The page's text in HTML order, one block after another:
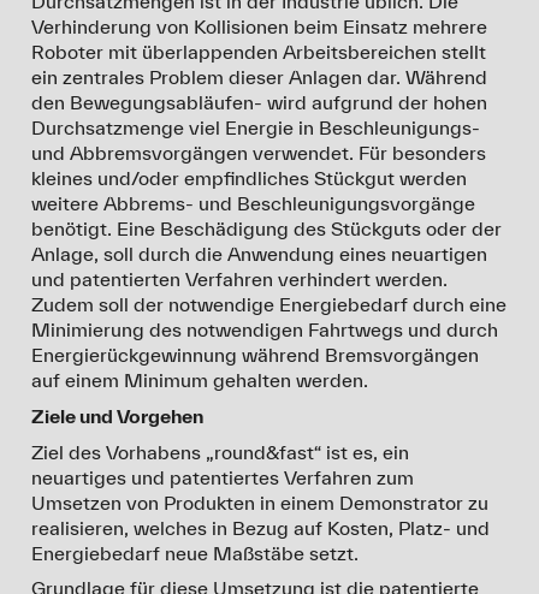
Verhinderung von Kollisionen beim Einsatz mehrere
Roboter mit überlappenden Arbeitsbereichen stellt
ein zentrales Problem dieser Anlagen dar. Während
den Bewegungsabläufen- wird aufgrund der hohen
Durchsatzmenge viel Energie in Beschleunigungs-
und Abbremsvorgängen verwendet. Für besonders
kleines und/oder empfindliches Stückgut werden
weitere Abbrems- und Beschleunigungsvorgänge
benötigt. Eine Beschädigung des Stückguts oder der
Anlage, soll durch die Anwendung eines neuartigen
und patentierten Verfahren verhindert werden.
Zudem soll der notwendige Energiebedarf durch eine
Minimierung des notwendigen Fahrtwegs und durch
Energierückgewinnung während Bremsvorgängen
auf einem Minimum gehalten werden.
Ziele und Vorgehen
Ziel des Vorhabens „round&fast“ ist es, ein
neuartiges und patentiertes Verfahren zum
Umsetzen von Produkten in einem Demonstrator zu
realisieren, welches in Bezug auf Kosten, Platz- und
Energiebedarf neue Maßstäbe setzt.
Grundlage für diese Umsetzung ist die patentierte